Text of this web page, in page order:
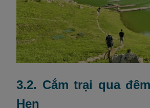
3.2. Cắm trại qua
Hen